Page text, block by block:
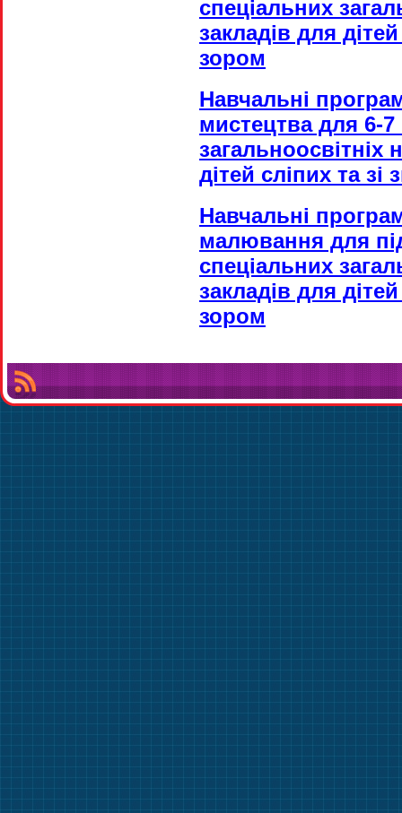
спеціальних
закладів для
зором
Навчальні
мистецтва для 6-7
загальноосвітніх
дітей сліпих та
Навчальні
малювання для
спеціальних
закладів для
зором